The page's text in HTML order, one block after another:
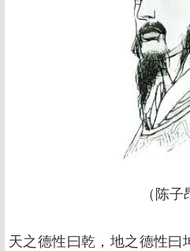
（陈子
天之德性曰乾，地之德性曰